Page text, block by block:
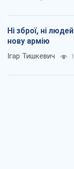
Ні зброї, ні
нову армію
Ігар Тишкевич